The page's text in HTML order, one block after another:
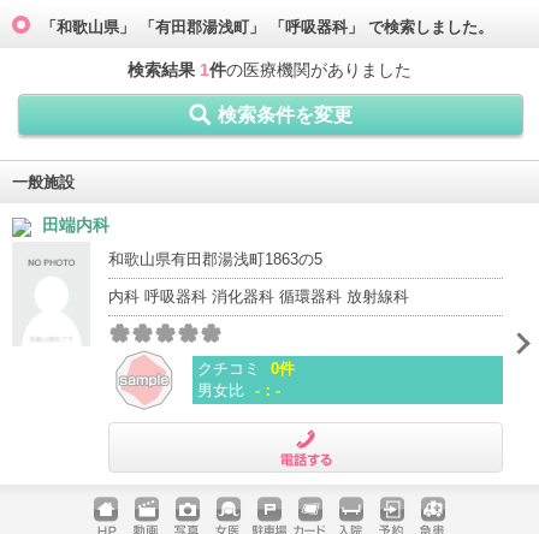
「和歌山県」 「有田郡湯浅町」 「呼吸器科」 で検索しました。
検索結果 1件の医療機関がありました
検索条件を変更
一般施設
田端内科
和歌山県有田郡湯浅町1863の5
内科 呼吸器科 消化器科 循環器科 放射線科
クチコミ
0件
男女比 -：-